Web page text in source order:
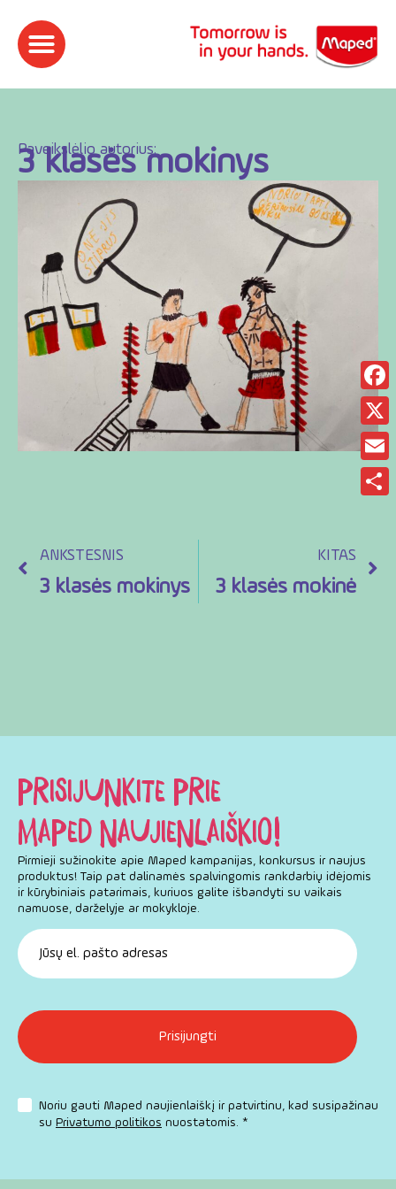
Paveikslėlio autorius:​
3 klasės mokinys
ANKSTESNIS
3 klasės mokinys
KITAS
3 klasės mokinė
PRISIJUNKITE PRIE
MAPED NAUJIENLAIŠKIO!
Pirmieji sužinokite apie Maped kampanijas, konkursus ir naujus
produktus! Taip pat dalinamės spalvingomis rankdarbių idėjomis
ir kūrybiniais patarimais, kuriuos galite išbandyti su vaikais
namuose, darželyje ar mokykloje.
Noriu gauti Maped naujienlaiškį ir patvirtinu, kad susipažinau
su Privatumo politikos nuostatomis. *
X